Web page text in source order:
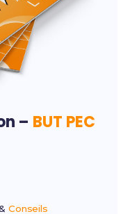
– BUT PEC
Conseils